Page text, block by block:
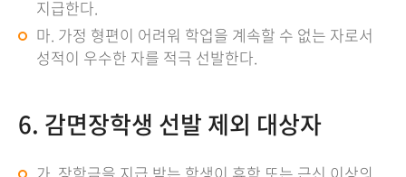
지급한다.
마. 가정 형편이 어려워 학업을 계속할 수 없는 자로서
성적이 우수한 자를 적극 선발한다.
6. 감면장학생 선발 제외 대상자